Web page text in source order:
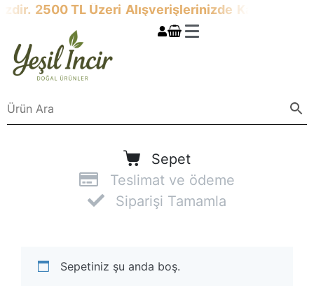
2500 TL Üzeri Alışverişlerinizde Kargo
Sepet
Teslimat ve ödeme
Siparişi Tamamla
Sepetiniz şu anda boş.